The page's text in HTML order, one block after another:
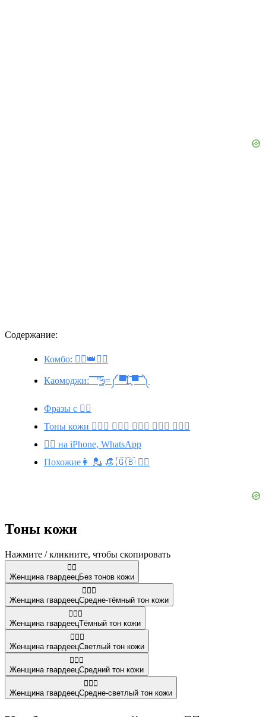
Содержание:
Комбо: 💂‍♂️👑💂‍♀️
Каомоджи: ̿̿ ̿̿ ̿’̿’̵͇̿̿з=༼ ▀̿̿Ĺ̯̿̿▀̿ ̿ ༽
Фразы с 💂‍♀️
Тоны кожи 💂🏾‍♀️ 💂🏿‍♀️ 💂🏻‍♀️ 💂🏽‍♀️ 💂🏼‍♀️
💂‍♀️ на iPhone, WhatsApp
Похожие👩 💂 👒 🇬🇧 💂‍♂️
Тоны кожи
Нажмите / кликните, чтобы скопировать
💂‍♀️
Женщина гвардеецБез тонов кожи
💂🏾‍♀️
Женщина гвардеецСредне-тёмный тон кожи
💂🏿‍♀️
Женщина гвардеецТёмный тон кожи
💂🏻‍♀️
Женщина гвардеецСветлый тон кожи
💂🏽‍♀️
Женщина гвардеецСредний тон кожи
💂🏼‍♀️
Женщина гвардеецСредне-светлый тон кожи